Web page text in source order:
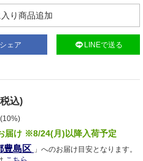
り商品追加
シェア LINEで送る
込)
届け ※8/24(月)以降入荷予定
豊島区 」へのお届け目安となります。